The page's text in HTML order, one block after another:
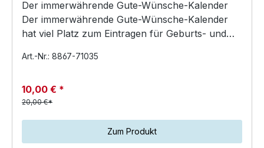
Der immerwährende Gute-Wünsche-Kalender
Der immerwährende Gute-Wünsche-Kalender
hat viel Platz zum Eintragen für Geburts- und
Art.-Nr.: 8867-71035
10,00 € *
20,00 €*
Zum Produkt